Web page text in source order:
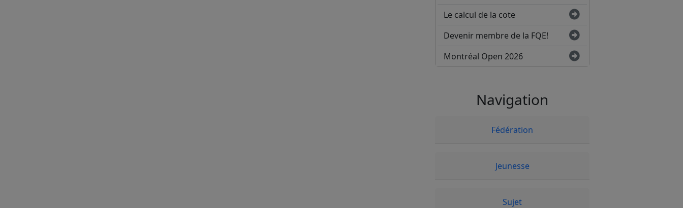
Le calcul de la cote
Devenir membre de la FQE!
Montréal Open 2026
Navigation
Fédération
Jeunesse
Sujet